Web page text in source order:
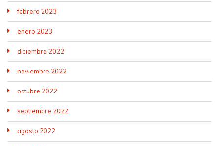
febrero 2023
enero 2023
diciembre 2022
noviembre 2022
octubre 2022
septiembre 2022
agosto 2022